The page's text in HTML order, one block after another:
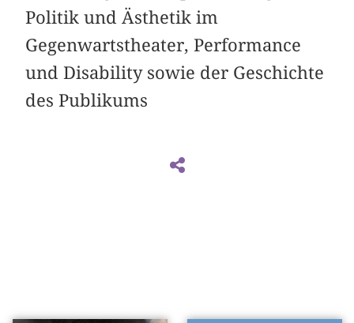
Politik und Ästhetik im
Gegenwartstheater, Performance
und Disability sowie der Geschichte
des Publikums